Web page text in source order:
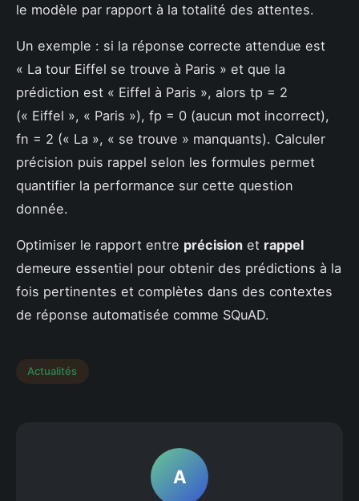
le modèle par rapport à la totalité des attentes.
Un exemple : si la réponse correcte attendue est
« La tour Eiffel se trouve à Paris » et que la
prédiction est « Eiffel à Paris », alors tp = 2
(« Eiffel », « Paris »), fp = 0 (aucun mot incorrect),
fn = 2 (« La », « se trouve » manquants). Calculer
précision puis rappel selon les formules permet
quantifier la performance sur cette question
donnée.
Optimiser le rapport entre précision et rappel
demeure essentiel pour obtenir des prédictions à la
fois pertinentes et complètes dans des contextes
de réponse automatisée comme SQuAD.
Actualités
A